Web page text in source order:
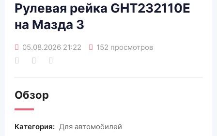
Рулевая рейка GHT232110E
на Мазда 3
05.08.2026 21:22 152 просмотров
Обзор
Категория: Для автомобилей